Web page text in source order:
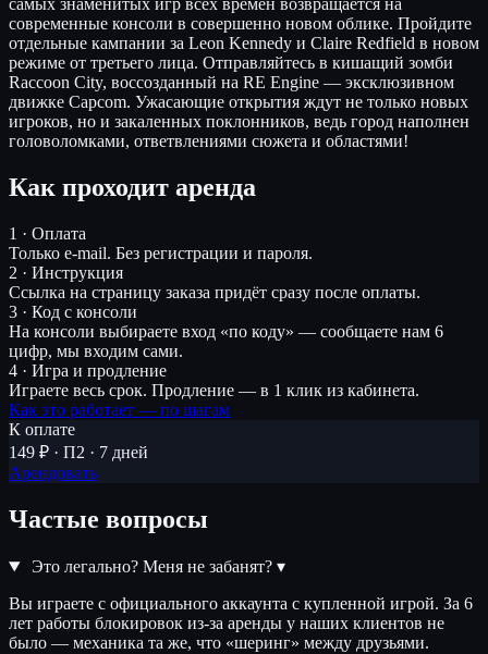
самых знаменитых игр всех времен возвращается на
современные консоли в совершенно новом облике. Пройдите
отдельные кампании за Leon Kennedy и Claire Redfield в новом
режиме от третьего лица. Отправляйтесь в кишащий зомби
Raccoon City, воссозданный на RE Engine — эксклюзивном
движке Capcom. Ужасающие открытия ждут не только новых
игроков, но и закаленных поклонников, ведь город наполнен
головоломками, ответвлениями сюжета и областями!
Как проходит аренда
1 · Оплата
Только e-mail. Без регистрации и пароля.
2 · Инструкция
Ссылка на страницу заказа придёт сразу после оплаты.
3 · Код с консоли
На консоли выбираете вход «по коду» — сообщаете нам 6
цифр, мы входим сами.
4 · Игра и продление
Играете весь срок. Продление — в 1 клик из кабинета.
Как это работает — по шагам
К оплате
149 ₽ · П2 · 7 дней
Арендовать
Частые вопросы
Это легально? Меня не забанят? ▾
Вы играете с официального аккаунта с купленной игрой. За 6
лет работы блокировок из-за аренды у наших клиентов не
было — механика та же, что «шеринг» между друзьями.